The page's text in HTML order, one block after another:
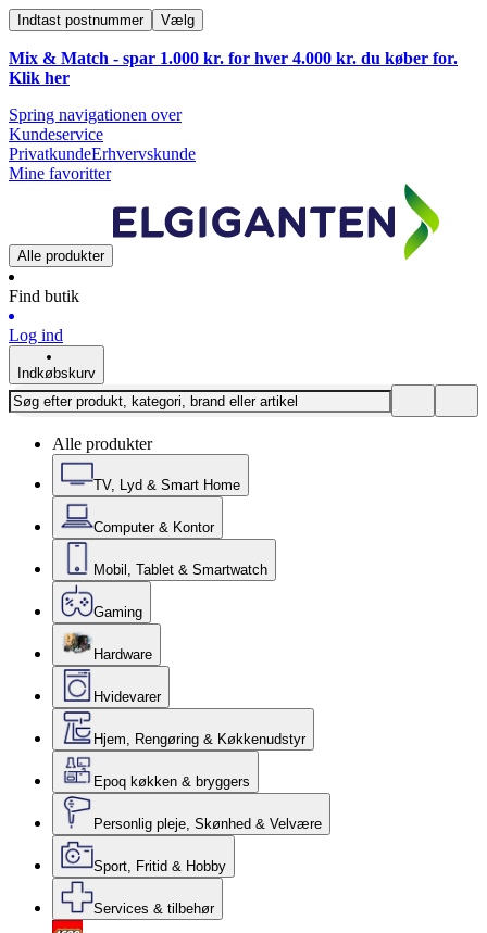
Indtast postnummer Vælg
Mix & Match - spar 1.000 kr. for hver 4.000 kr. du køber for.
Klik her
Spring navigationen over
Kundeservice
PrivatkundeErhvervskunde
Mine favoritter
Alle produkter
Find butik
Log ind
Indkøbskurv
Alle produkter
TV, Lyd & Smart Home
Computer & Kontor
Mobil, Tablet & Smartwatch
Gaming
Hardware
Hvidevarer
Hjem, Rengøring & Køkkenudstyr
Epoq køkken & bryggers
Personlig pleje, Skønhed & Velvære
Sport, Fritid & Hobby
Services & tilbehør